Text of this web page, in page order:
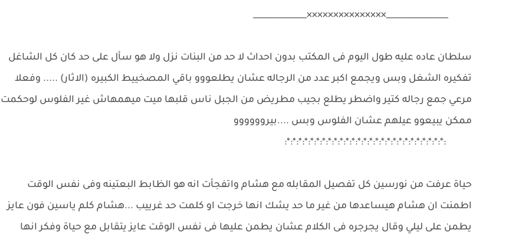
_______________×××××××××××××××_____________
سلطان عاده عليه طول اليوم فى المكتب بدون احداث لا حد من البنات نزل ولا هو سأل على حد كان كل الشاغل
تفكيره الشغل وبس ويجمع اكبر عدد من الرجاله عشان يطلعووو باقي المصخييط الكبيره (الاثار) ..... وفعلا
مرعي جمع رجاله كتير واضطر يطلع بجيب مطريض من الجبل ناس قلبها ميت ميهمهاش غير الفلوس لوحكمت
ممكن يبيعوو عيلهم عشان الفلوس وبس ....بيروووووو
:*:*:*:*:*:*:*:*:*:*:*:*:*:*:*:*:*:*:*:*:*:*:*:*:*:*:*:
حياة عرفت من نورسين كل تفصيل المقابله مع هشام واتفجأت انه هو الظابط البعتينه وفى نفس الوقت
اطمنت ان هشام هيساعدها من غير ما حد يشك انها خرجت او كلمت حد غرييب ...هشام كلم ياسين فون عايز
يطمن على ليلي وقال يجرجره فى الكلام عشان يطمن عليها فى نفس الوقت عايز يتقابل مع حياة وفكر انها